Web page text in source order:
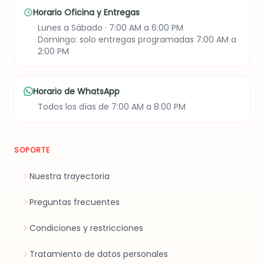
Ferrero Rocher y una
refrescante cerveza
Corona Extra. Un detalle
práctico, delicioso y lleno
de cariño para celebrar a
especial.
celebraciones
corporativas o
simplemente para
Horario Oficina y Entregas
Lunes a Sábado · 7:00 AM a 6:00 PM
Domingo: solo entregas programadas 7:00 AM a
2:00 PM
Horario de WhatsApp
Todos los días de 7:00 AM a 8:00 PM
SOPORTE
Nuestra trayectoria
Preguntas frecuentes
Condiciones y restricciones
Tratamiento de datos personales